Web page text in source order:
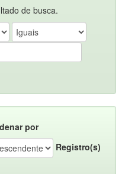
de busca.
por
Registro(s)